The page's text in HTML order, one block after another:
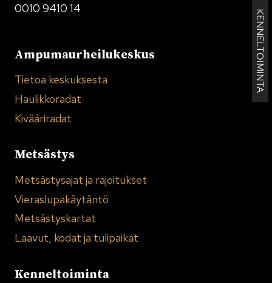
KENNELTOIMINTA
0010 9410 14
Ampumaurheilukeskus
Tietoa keskuksesta
Haulikkoradat
Kivääriradat
Metsästys
Metsästysajat ja rajoitukset
Vieraslupakäytäntö
Metsästyskartat
Laavut, kodat ja tulipaikat
Kenneltoiminta